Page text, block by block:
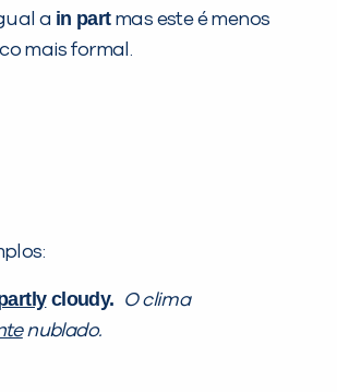
a in partmas este é menos
mais formal.
cloudy.
O clima
nublado.